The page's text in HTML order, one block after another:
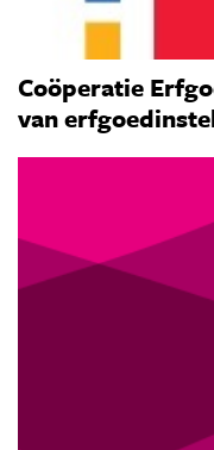
Coöperatie
van